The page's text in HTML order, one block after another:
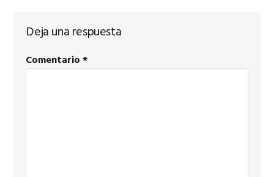
Reader
Interactions
Deja una respuesta
Comentario*